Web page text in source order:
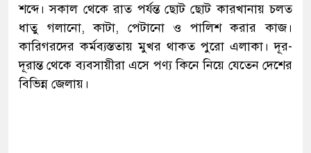
শব্দে। সকাল থেকে রাত পর্যন্ত ছোট ছোট কারখানায় চলত
ধাতু গলানো, কাটা, পেটানো ও পালিশ করার কাজ।
কারিগরদের কর্মব্যস্ততায় মুখর থাকত পুরো এলাকা। দূর-
দূরান্ত থেকে ব্যবসায়ীরা এসে পণ্য কিনে নিয়ে যেতেন দেশের
বিভিন্ন জেলায়।